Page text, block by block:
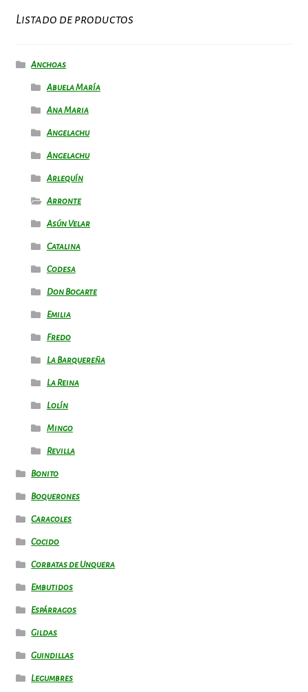
Listado de productos
Anchoas
Abuela María
Ana Maria
Angelachu
Angelachu
Arlequín
Arronte
Asún Velar
Catalina
Codesa
Don Bocarte
Emilia
Fredo
La Barquereña
La Reina
Lolín
Mingo
Revilla
Bonito
Boquerones
Caracoles
Cocido
Corbatas de Unquera
Embutidos
Espárragos
Gildas
Guindillas
Legumbres